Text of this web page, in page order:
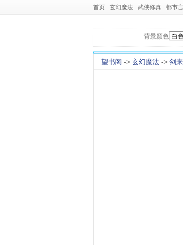
首页 玄幻魔法 武侠修真 都市
背景颜色
望书阁 -> 玄幻魔法 -> 剑来